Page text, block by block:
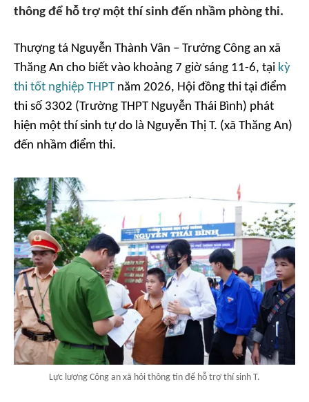
thông để hỗ trợ một thí sinh đến nhầm phòng thi.
Thượng tá Nguyễn Thành Vân – Trưởng Công an xã
Thăng An cho biết vào khoảng 7 giờ sáng 11-6, tại kỳ
thi tốt nghiệp THPT năm 2026, Hội đồng thi tại điểm
thi số 3302 (Trường THPT Nguyễn Thái Bình) phát
hiện một thí sinh tự do là Nguyễn Thị T. (xã Thăng An)
đến nhầm điểm thi.
Lực lượng Công an xã hỏi thông tin để hỗ trợ thí sinh T.